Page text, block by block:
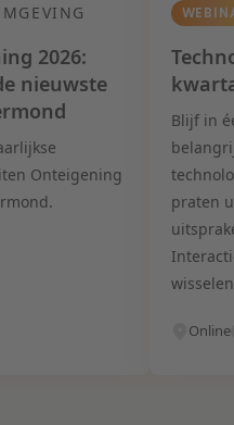
2026:
nieuwste
Onteigening
Blijf in
praten
Online